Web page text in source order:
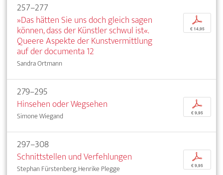
257–277
»Das hätten Sie uns doch gleich sagen
können, dass der Künstler schwul ist«.
Queere Aspekte der Kunstvermittlung
auf der documenta 12
Sandra Ortmann
p
€ 14,95
279–295
Hinsehen oder Wegsehen
Simone Wiegand
p
€ 9,95
297–308
Schnittstellen und Verfehlungen
Stephan Fürstenberg, Henrike Plegge
p
€ 9,95